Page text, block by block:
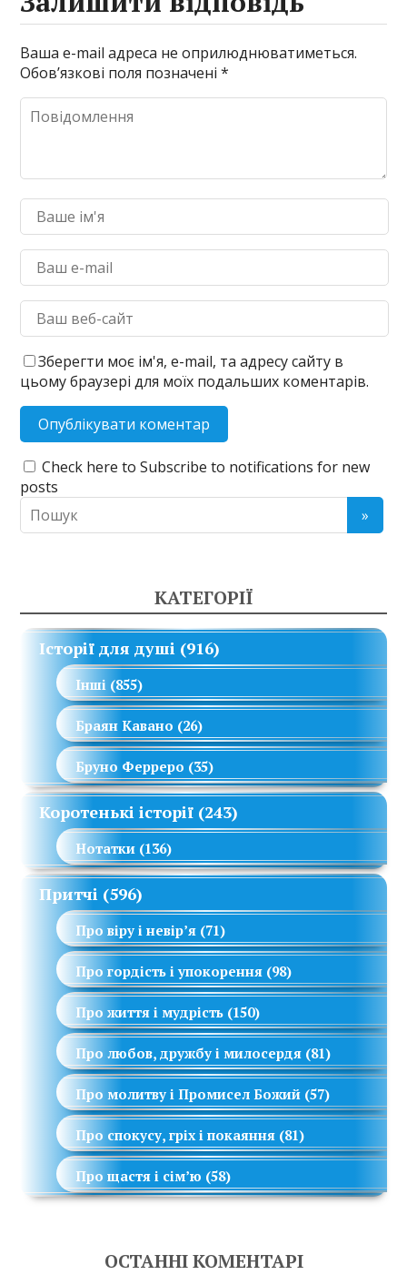
Ваша e-mail адреса не оприлюднюватиметься.
Обов’язкові поля позначені*
Зберегти моє ім'я, e-mail, та адресу сайту в
цьому браузері для моїх подальших коментарів.
Check here to Subscribe to notifications for new
posts
КАТЕГОРІЇ
Історії для душі (916)
Інші (855)
Браян Кавано (26)
Бруно Ферреро (35)
Коротенькі історії (243)
Нотатки (136)
Притчі (596)
Про віру і невір’я (71)
Про гордість і упокорення (98)
Про життя і мудрість (150)
Про любов, дружбу і милосердя (81)
Про молитву і Промисел Божий (57)
Про спокусу, гріх і покаяння (81)
Про щастя і сім’ю (58)
ОСТАННІ КОМЕНТАРІ